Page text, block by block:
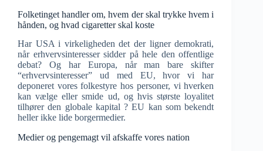
Folketinget handler om, hvem der skal trykke hvem i
hånden, og hvad cigaretter skal koste
Har USA i virkeligheden det der ligner demokrati,
når erhvervsinteresser sidder på hele den offentlige
debat? Og har Europa, når man bare skifter
“erhvervsinteresser” ud med EU, hvor vi har
deponeret vores folkestyre hos personer, vi hverken
kan vælge eller smide ud, og hvis største loyalitet
tilhører den globale kapital ? EU kan som bekendt
heller ikke lide borgermedier.
Medier og pengemagt vil afskaffe vores nation